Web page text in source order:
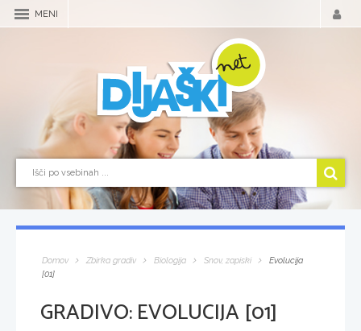
MENI
Domov Zbirka gradiv Biologija Snov, zapiski
Evolucija
[01]
GRADIVO:EVOLUCIJA [01]